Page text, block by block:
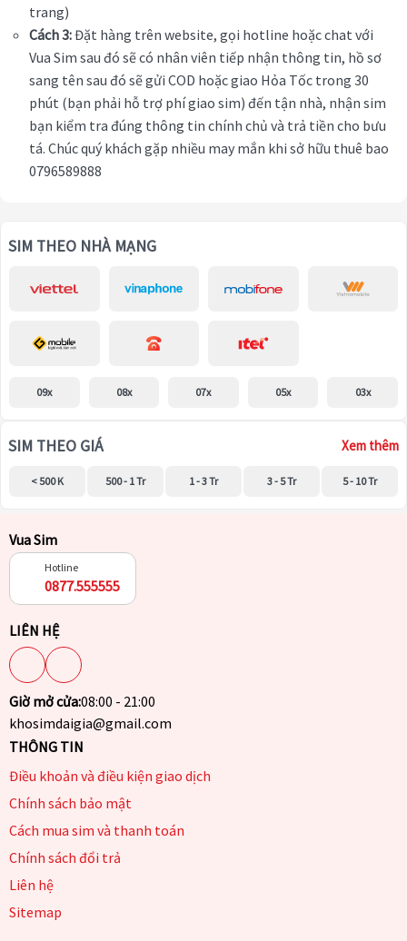
trang)
Cách 3:Đặt hàng trên website, gọi hotline hoặc chat với
Vua Sim sau đó sẽ có nhân viên tiếp nhận thông tin, hồ sơ
sang tên sau đó sẽ gửi COD hoặc giao Hỏa Tốc trong 30
phút (bạn phải hỗ trợ phí giao sim) đến tận nhà, nhận sim
bạn kiểm tra đúng thông tin chính chủ và trả tiền cho bưu
tá. Chúc quý khách gặp nhiều may mắn khi sở hữu thuê bao
0796589888
SIM THEO NHÀ MẠNG
09x 08x 07x 05x 03x
SIM THEO GIÁ Xem thêm
< 500 K 500 - 1 Tr 1 - 3 Tr 3 - 5 Tr 5 - 10 Tr
Vua Sim
Hotline
0877.555555
LIÊN HỆ
Giờ mở cửa:08:00 - 21:00
khosimdaigia@gmail.com
THÔNG TIN
Điều khoản và điều kiện giao dịch
Chính sách bảo mật
Cách mua sim và thanh toán
Chính sách đổi trả
Liên hệ
Sitemap